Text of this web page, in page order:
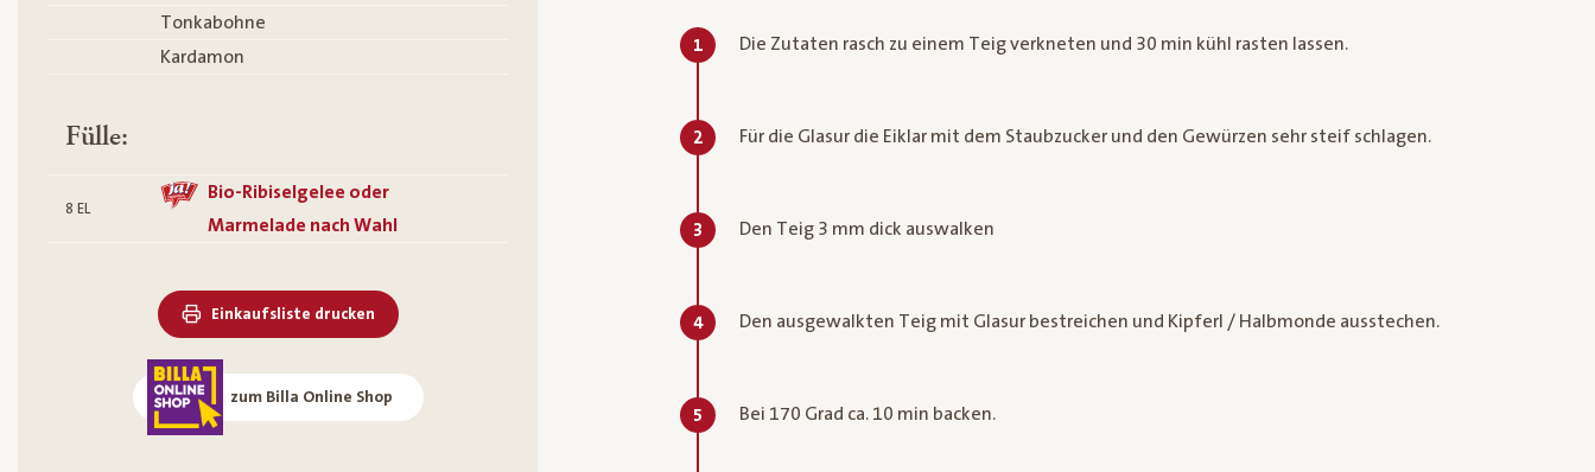
Tonkabohne
Kardamon
Fülle:
8 EL
Bio-Ribiselgelee oder
Marmelade nach Wahl
Einkaufsliste drucken
zum Billa Online Shop
1 Die Zutaten rasch zu einem Teig verkneten und 30 min kühl rasten lassen.
2 Für die Glasur die Eiklar mit dem Staubzucker und den Gewürzen sehr steif schlagen.
3 Den Teig 3 mm dick auswalken
4 Den ausgewalkten Teig mit Glasur bestreichen und Kipferl / Halbmonde ausstechen.
5 Bei 170 Grad ca. 10 min backen.